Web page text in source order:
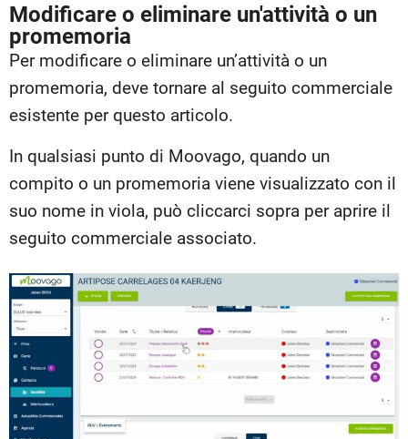
Modificare o eliminare un'attività o un
promemoria
Per modificare o eliminare un’attività o un
promemoria, deve tornare al seguito commerciale
esistente per questo articolo.
In qualsiasi punto di Moovago, quando un
compito o un promemoria viene visualizzato con il
suo nome in viola, può cliccarci sopra per aprire il
seguito commerciale associato.